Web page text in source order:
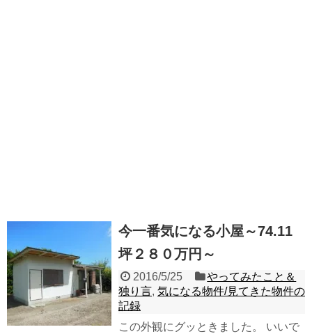
今一番気になる小屋～74.11
坪２８０万円～
2016/5/25
やってみたこと＆
独り言, 気になる物件/見てきた物件の
記録
この外観にグッときました。 いいで